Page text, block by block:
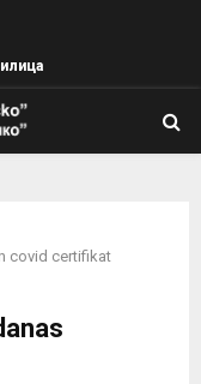
covid certifikat